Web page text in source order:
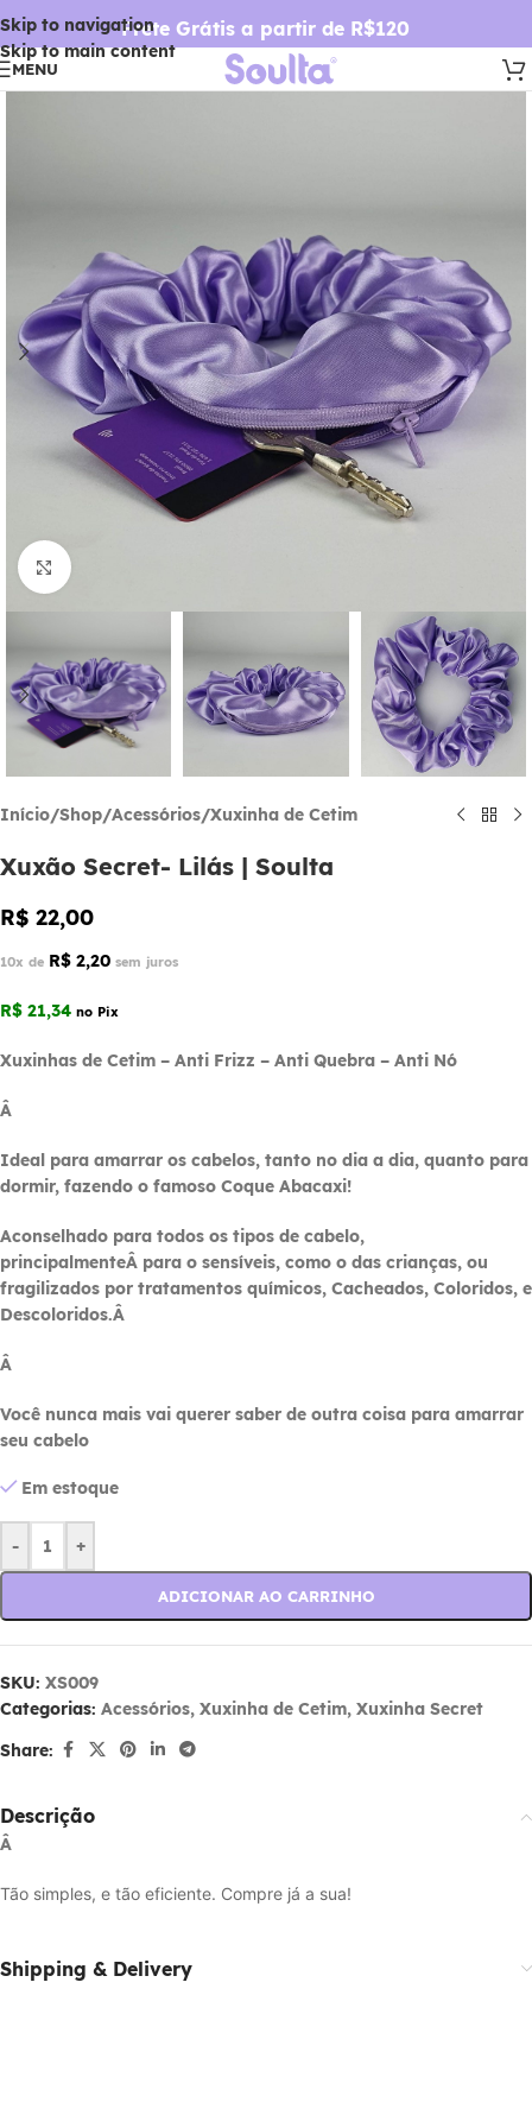
Skip to navigation
Skip to main content
Frete Grátis a partir de R$120
MENU
Click to enlarge
Início/Shop/Acessórios/Xuxinha de Cetim
Xuxão Secret- Lilás | Soulta
R$ 22,00
10x de R$ 2,20 sem juros
R$ 21,34 no Pix
Xuxinhas de Cetim – Anti Frizz – Anti Quebra – Anti Nó
Â
Ideal para amarrar os cabelos, tanto no dia a dia, quanto para
dormir, fazendo o famoso Coque Abacaxi!
Aconselhado para todos os tipos de cabelo,
principalmenteÂ para o sensí­veis, como o das crianças, ou
fragilizados por tratamentos quí­micos, Cacheados, Coloridos, e
Descoloridos.Â
Â
Você nunca mais vai querer saber de outra coisa para amarrar
seu cabelo
Em estoque
- +
ADICIONAR AO CARRINHO
SKU: XS009
Categorias: Acessórios, Xuxinha de Cetim, Xuxinha Secret
Share:
Descrição
Â
Tão simples, e tão eficiente. Compre já a sua!
Shipping & Delivery